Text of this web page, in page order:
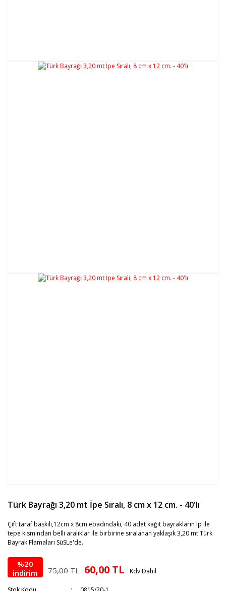
Türk Bayrağı 3,20 mt İpe Sıralı, 8 cm x 12 cm. - 40'lı
Çift taraf baskılı,12cm x 8cm ebadındaki, 40 adet kağıt bayrakların ip ile
tepe kısmından belli aralıklar ile birbirine sıralanan yaklaşık 3,20 mt Türk
Bayrak Flamaları SüSLe'de.
%20
indirim
75,00 TL 60,00 TL Kdv Dahil